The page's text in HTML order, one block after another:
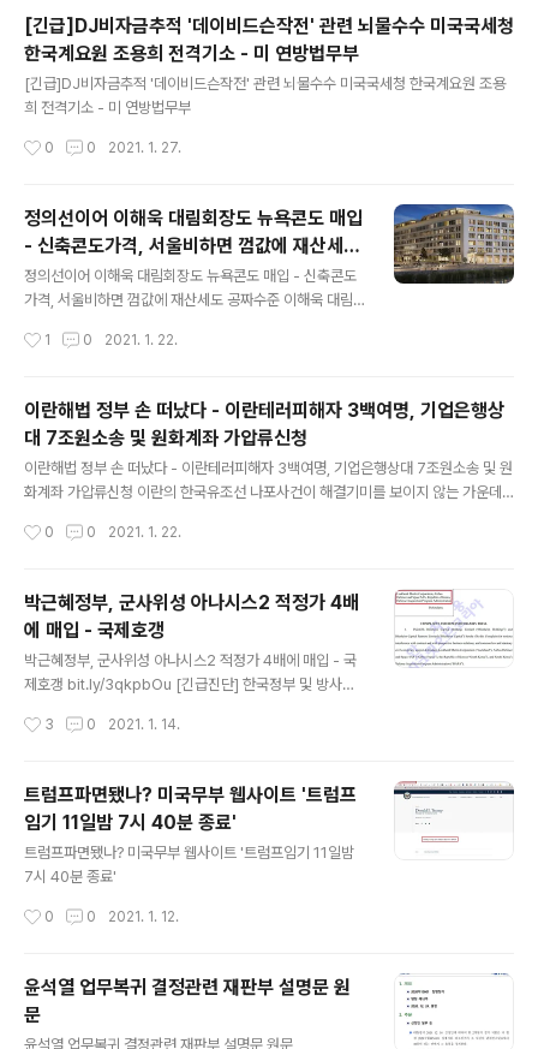
를 위조외국여권소지, 개인신분도용, 수사과정에서의 허위
진술, 아파트매입관련 사기송금등의 혐의로 기소했다고 미
국시간 26일 오후 공식발표했습니다 연방국세청 범죄수사
대소속 요원인 조씨는 한국검찰조사결과 '지난 2010년 5
월 중하순경 DJ비자금 조사명목으로, 서울 강남구 모 아파
부터 3500만원을 받은 것'으로 드러난 인물입니다. 연방
[긴급]DJ비자금추적 '데이비드슨작전' 관련 뇌물수수 미국국세청
한국계요원 조용희 전격기소 - 미 연방법무부
[긴급]DJ비자금추적 '데이비드슨작전' 관련 뇌물수수 미국국세청 한국계요원 조용
희 전격기소 - 미 연방법무부
0 0 2021. 1. 27.
정의선이어 이해욱 대림회장도 뉴욕콘도 매입
- 신축콘도가격, 서울비하면 껌값에 재산세도
공짜수준
정의선이어 이해욱 대림회장도 뉴욕콘도 매입 - 신축콘도
가격, 서울비하면 껌값에 재산세도 공짜수준 이해욱 대림
콘도를 매입한 것으로 확인됐다. 이회장이 매입한 콘도는
튼 마천루가 한눈에 바라다 보이는 콘도이다. 이에 앞서 정
의선 현대차그룹 회장도 지난 2019년말 뉴욕 맨해튼 허드
슨야드 고급 콘도를 매입한 것으로 드러났다. 이미 지난 2
006년께 투자용 해외부동산매입이 허용됐기 때문에 주택
매입은 합법이며, 해외출장때의 프라이버시, 자녀들의 유
도값이 서울의 집값보다도 오히려 싸고 재산세도 사실상
1 0 2021. 1. 22.
이란해법 정부 손 떠났다 - 이란테러피해자 3백여명, 기업은행상
대 7조원소송 및 원화계좌 가압류신청
이란해법 정부 손 떠났다 - 이란테러피해자 3백여명, 기업은행상대 7조원소송 및 원
화계좌 가압류신청 이란의 한국유조선 나포사건이 해결기미를 보이지 않는 가운데,
연방법원에 한국기업은행을 상대로 55억달러 손해배상소송을 제기했다. 희생자들
면 현재 백억달러상당에 달해 기업은행에 예치된 이란정부의 원유수출대금보다 많
은 것이다. 만약 연방법원이 패소판결을 내리거나, 이에 앞서 계좌가압류명령만 내려
도 단 한푼도 이란에 돌려줄 수 없게 된다. 이 소송으로 이란갈등에 대한 해법은 더욱
꼬이게 됐으며 누구도 사법부판단에 개입할 수 없기 때문에 한국과 미국등 정부..
0 0 2021. 1. 22.
박근혜정부, 군사위성 아나시스2 적정가 4배
에 매입 - 국제호갱
박근혜정부, 군사위성 아나시스2 적정가 4배에 매입 - 국
제호갱 bit.ly/3qkpbOu [긴급진단] 한국정부 및 방사청
최초로 폭로하는 F35A전투기 도입 실태보고서 한국, 록히
5천억 sundayjournalusa.com
3 0 2021. 1. 14.
트럼프파면됐나? 미국무부 웹사이트 '트럼프
임기 11일밤 7시 40분 종료'
트럼프파면됐나? 미국무부 웹사이트 '트럼프임기 11일밤
7시 40분 종료'
0 0 2021. 1. 12.
윤석열 업무복귀 결정관련 재판부 설명문 원
문
윤석열 업무복귀 결정관련 재판부 설명문 원문